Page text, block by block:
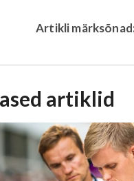
Artikli
artiklid